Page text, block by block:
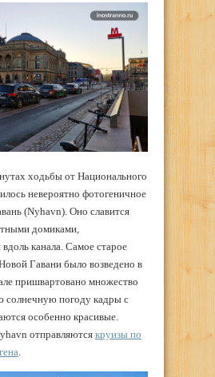
ходьбы от Национального
невероятно фотогеничное
(Nyhavn). Оно славится
домиками,
канала. Самое старое
Гавани было возведено в
пришвартовано множество
солнечную погоду кадры с
особенно красивые.
отправляются круизы по
.